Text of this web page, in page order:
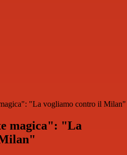
"La vogliamo contro il Milan"
magica": "La